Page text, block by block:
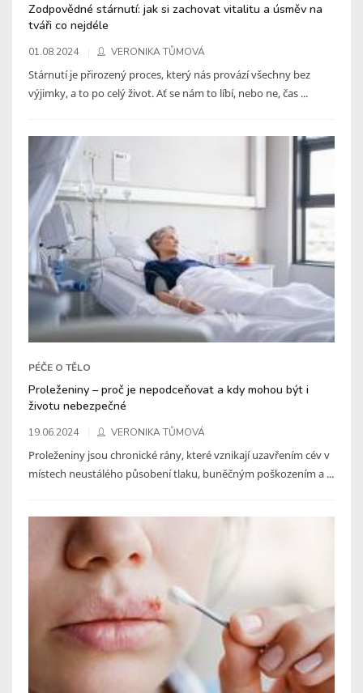
Zodpovědné stárnutí: jak si zachovat vitalitu a úsměv na
tváři co nejdéle
01.08.2024 VERONIKA TŮMOVÁ
Stárnutí je přirozený proces, který nás provází všechny bez
výjimky, a to po celý život. Ať se nám to líbí, nebo ne, čas ...
PÉČE O TĚLO
Proleženiny – proč je nepodceňovat a kdy mohou být i
životu nebezpečné
19.06.2024 VERONIKA TŮMOVÁ
Proleženiny jsou chronické rány, které vznikají uzavřením cév v
místech neustálého působení tlaku, buněčným poškozením a ...